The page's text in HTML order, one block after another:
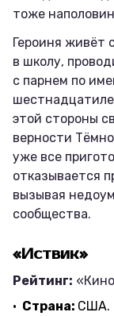
тоже
Героиня живёт
в школу,
с парнем по
этой стороны
верности
уже все
отказывается
вызывая
сообщества.
«Иствик»
Рейтинг:
Страна: США.